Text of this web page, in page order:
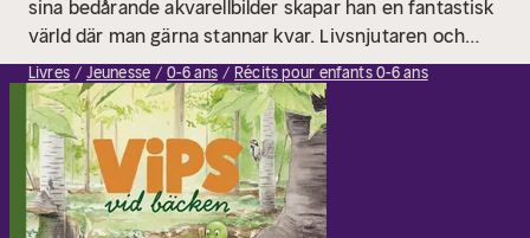
sina bedårande akvarellbilder skapar han en fantastisk
värld där man gärna stannar kvar. Livsnjutaren och
äventyraren Vips är lite som en modern Plupp och
påminner oss om hur enkelt och härligt det kan vara
att bara sitta ute på en stubbe och se sig omkring.
Men Vips blir förstås aldrig stilla så länge åt gången
... Boken avslutas med fakta om djur och växter som
passerat förbi i berättelsen.
Livres Jeunesse 0-6 ans Récits pour enfants 0-6 ans